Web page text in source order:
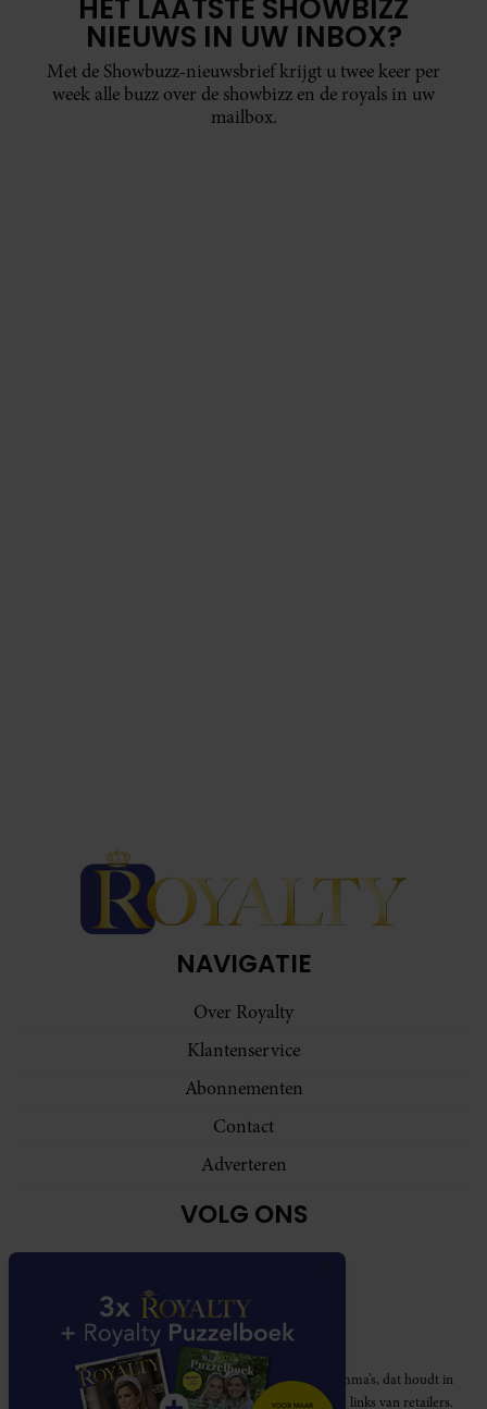
HET LAATSTE SHOWBIZZ
NIEUWS IN UW INBOX?
Met de Showbuzz-nieuwsbrief krijgt u twee keer per
week alle buzz over de showbizz en de royals in uw
mailbox.
NAVIGATIE
Over Royalty
Klantenservice
Abonnementen
Contact
Adverteren
VOLG ONS
Royalty participeert in diverse affiliate marketing programma’s, dat houdt in
dat Royalty commissies ontvangt voor aankopen middels links van retailers.